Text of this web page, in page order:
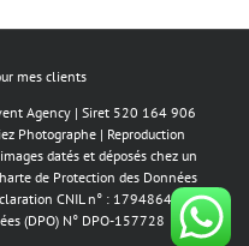
mes clients
Agency | Siret 520 164 906
Photographe| Reproduction
datés et déposés chez un
de Protection des Données
CNIL n° : 1794864 v 0 |
(DPO) N° DPO-157728